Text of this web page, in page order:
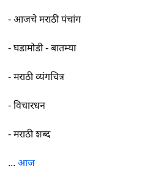
-आजचे मराठी पंचांग
-घडामोडी - बातम्या
-मराठी व्यंगचित्र
-विचारधन
-मराठी शब्द
...आज